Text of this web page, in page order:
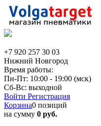
+7 920 257 30 03
Нижний Новгород
Время работы:
Пн-Пт: 10:00 - 19:00 (мск)
Сб-Вс: выходной
Войти Регистрация
Корзина0 позиций
на сумму 0 руб.